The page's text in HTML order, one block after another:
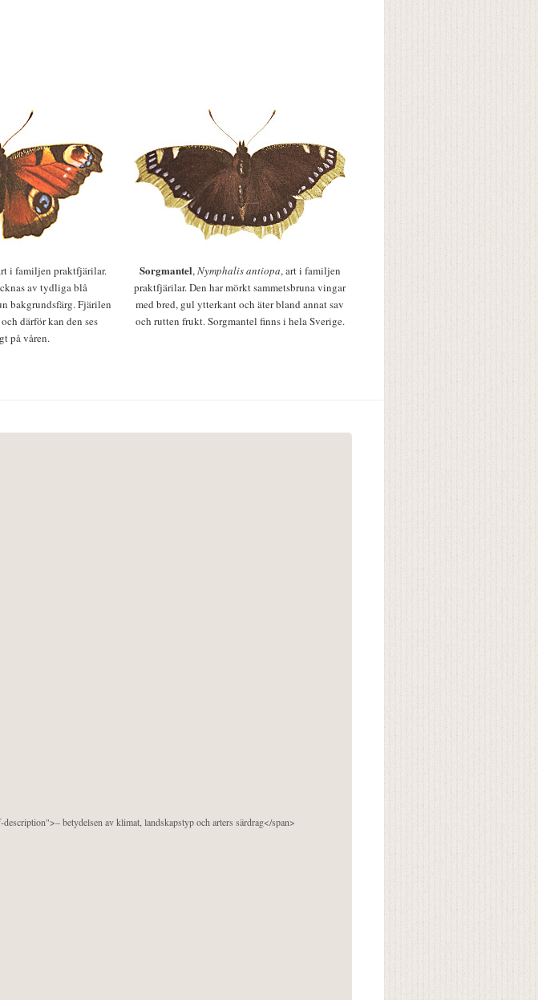
i familjen praktfjärilar.
av tydliga blå
bakgrundsfärg. Fjärilen
därför kan den ses
på våren.
Sorgmantel,Nymphalis antiopa, art i familjen
praktfjärilar. Den har mörkt sammetsbruna vingar
med bred, gul ytterkant och äter bland annat sav
och rutten frukt. Sorgmantel finns i hela Sverige.
betydelsen av klimat, landskapstyp och arters särdrag</span>